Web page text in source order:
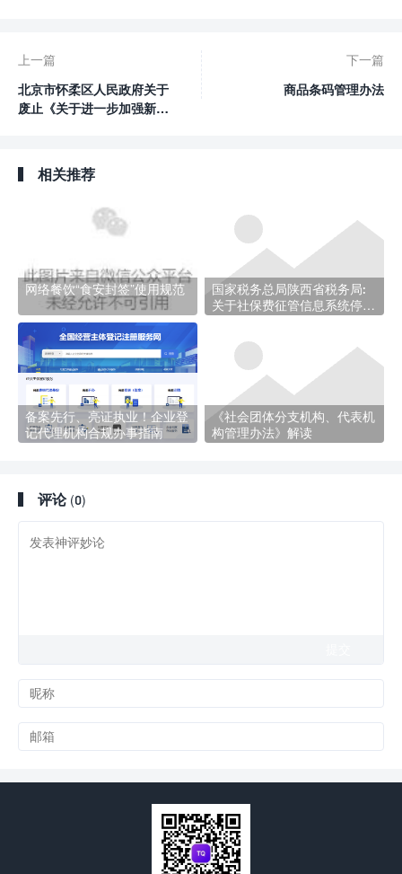
上一篇
北京市怀柔区人民政府关于
废止《关于进一步加强新形
下一篇
商品条码管理办法
相关推荐
网络餐饮“食安封签”使用规范
国家税务总局陕西省税务局:
关于社保费征管信息系统停机
备案先行、亮证执业！企业登
记代理机构合规办事指南
《社会团体分支机构、代表机
构管理办法》解读
评论 (0)